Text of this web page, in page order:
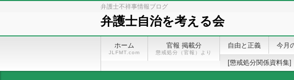
弁護士不祥事情報ブログ
弁護士自治を考える会
ホーム
JLFMT.com
官報 掲載分
懲戒処分（官報）より
自由と正義 今月
[懲戒処分関係資料集]